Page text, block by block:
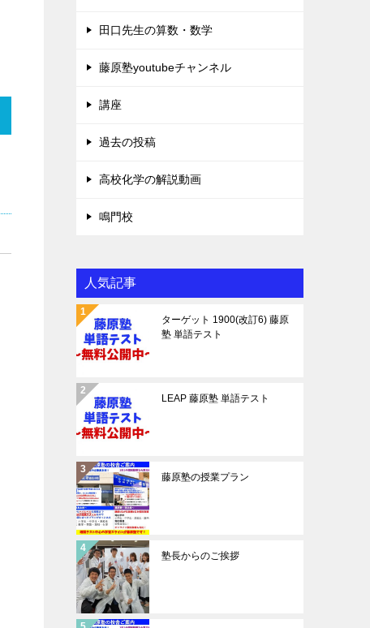
田口先生の算数・数学
藤原塾youtubeチャンネル
講座
過去の投稿
高校化学の解説動画
鳴門校
人気記事
ターゲット 1900(改訂6) 藤原
塾 単語テスト
LEAP 藤原塾 単語テスト
藤原塾の授業プラン
塾長からのご挨拶